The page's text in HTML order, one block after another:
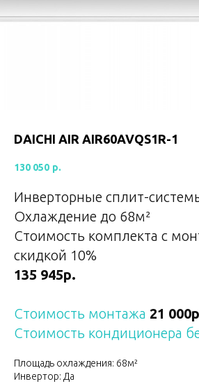
DAICHI AIR AIR60AVQS1R-1
130 050 р.
Инверторные сплит-
Охлаждение до 68м²
Стоимость комплекта с
скидкой 10%
135 945р.
Стоимость монтажа 21
Стоимость кондиционера
Площадь охлаждения: 68м²
Инвертор: Да